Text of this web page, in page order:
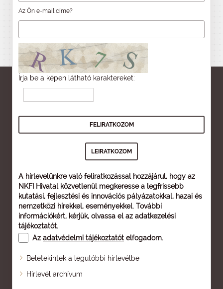
Az Ön e-mail címe?
Írja be a képen látható karaktereket:
A hírlevelünkre való feliratkozással hozzájárul, hogy az
NKFI Hivatal közvetlenül megkeresse a legfrissebb
kutatási, fejlesztési és innovációs pályázatokkal, hazai és
nemzetközi hírekkel, eseményekkel. További
információkért, kérjük, olvassa el az adatkezelési
tájékoztatót.
Az adatvédelmi tájékoztatót elfogadom.
Beletekintek a legutóbbi hírlevélbe
Hírlevél archívum
Oldaltérkép